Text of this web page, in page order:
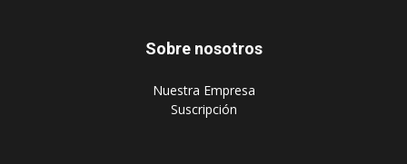
Sobre nosotros
‎Nuestra Empresa
‎Suscripción